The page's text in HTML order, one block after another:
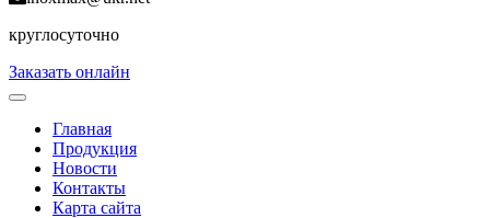
круглосуточно
Заказать онлайн
Toggle
navigationГлавная
Продукция
Новости
Контакты
Карта сайта